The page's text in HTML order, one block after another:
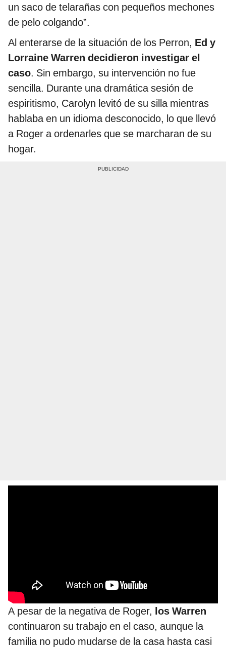
un saco de telarañas con pequeños mechones
de pelo colgando”.
Al enterarse de la situación de los Perron, Ed y
Lorraine Warren decidieron investigar el
caso. Sin embargo, su intervención no fue
sencilla. Durante una dramática sesión de
espiritismo, Carolyn levitó de su silla mientras
hablaba en un idioma desconocido, lo que llevó
a Roger a ordenarles que se marcharan de su
hogar.
A pesar de la negativa de Roger, los Warren
continuaron su trabajo en el caso, aunque la
familia no pudo mudarse de la casa hasta casi